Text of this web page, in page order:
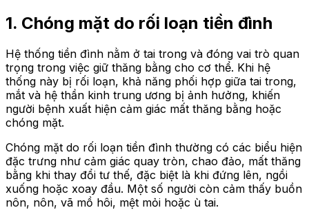
1. Chóng mặt do rối loạn tiền đình
Hệ thống tiền đình nằm ở tai trong và đóng vai trò quan
trọng trong việc giữ thăng bằng cho cơ thể. Khi hệ
thống này bị rối loạn, khả năng phối hợp giữa tai trong,
mắt và hệ thần kinh trung ương bị ảnh hưởng, khiến
người bệnh xuất hiện cảm giác mất thăng bằng hoặc
chóng mặt.
Chóng mặt do rối loạn tiền đình thường có các biểu hiện
đặc trưng như cảm giác quay tròn, chao đảo, mất thăng
bằng khi thay đổi tư thế, đặc biệt là khi đứng lên, ngồi
xuống hoặc xoay đầu. Một số người còn cảm thấy buồn
nôn, nôn, vã mồ hôi, mệt mỏi hoặc ù tai.